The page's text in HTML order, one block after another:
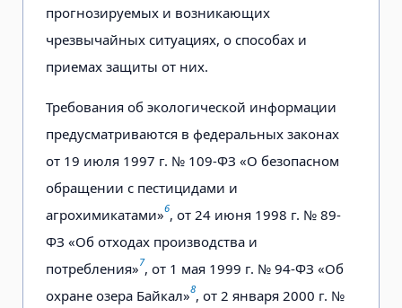
прогнозируемых и возникающих
чрезвычайных ситуациях, о способах и
приемах защиты от них.
Требования об экологической информации
предусматриваются в федеральных законах
от 19 июля 1997 г. № 109-ФЗ «О безопасном
обращении с пестицидами и
агрохимикатами»6, от 24 июня 1998 г. № 89-
ФЗ «Об отходах производства и
потребления»7, от 1 мая 1999 г. № 94-ФЗ «Об
охране озера Байкал»8, от 2 января 2000 г. №